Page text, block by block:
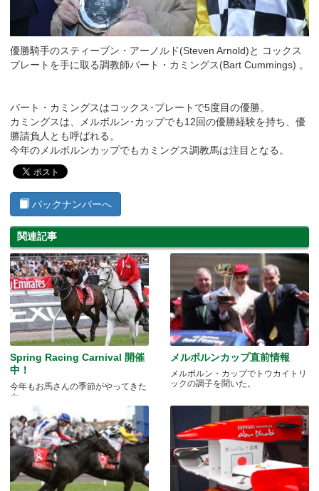
優勝騎手のスティーブン・アーノルド(Steven Arnold)と コックス
プレートを手に取る調教師バート・カミングス(Bart Cummings) 。
バート・カミングスはコックス･プレートで5度目の優勝。
カミングスは、メルボルン･カップでも12回の優勝経験を持ち、優
勝請負人とも呼ばれる。
今年のメルボルンカップでもカミングス調教馬は注目となる。
バックナンバーへ
関連記事
Spring Racing Carnival 開催
中！
今年もお馬さんの季節がやってきた
☆
メルボルンカップ直前情報
メルボルン・カップでトウカイトリ
ックの調子を聞いた。